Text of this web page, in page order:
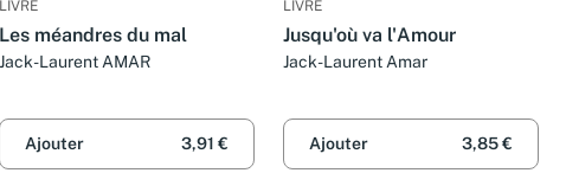
LIVRE
Les méandres du mal
Jack-Laurent AMAR
Ajouter 3,91 €
LIVRE
Jusqu'où va l'Amour
Jack-Laurent Amar
Ajouter 3,85 €